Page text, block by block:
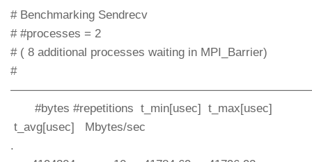
# Benchmarking Sendrecv
# #processes = 2
# ( 8 additional processes waiting in MPI_Barrier)
#
—————————————————————————–
#bytes #repetitions t_min[usec] t_max[usec]
t_avg[usec] Mbytes/sec
.